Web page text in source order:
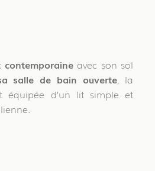
contemporaineavec son sol
salle de bain ouverte, la
équipée d’un lit simple et